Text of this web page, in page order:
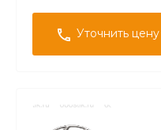
Уточнить цену